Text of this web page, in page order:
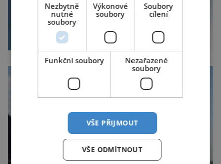
Nezbytně
nutné
soubory
Výkonové
soubory
Soubory
cílení
Funkční soubory
Nezařazené
soubory
VŠE PŘIJMOUT
VŠE ODMÍTNOUT